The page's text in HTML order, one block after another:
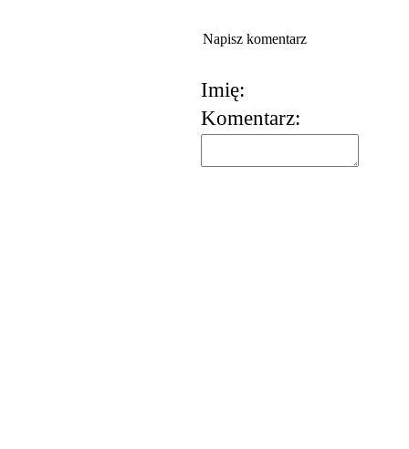
Napisz komentarz
Imię:
Komentarz: